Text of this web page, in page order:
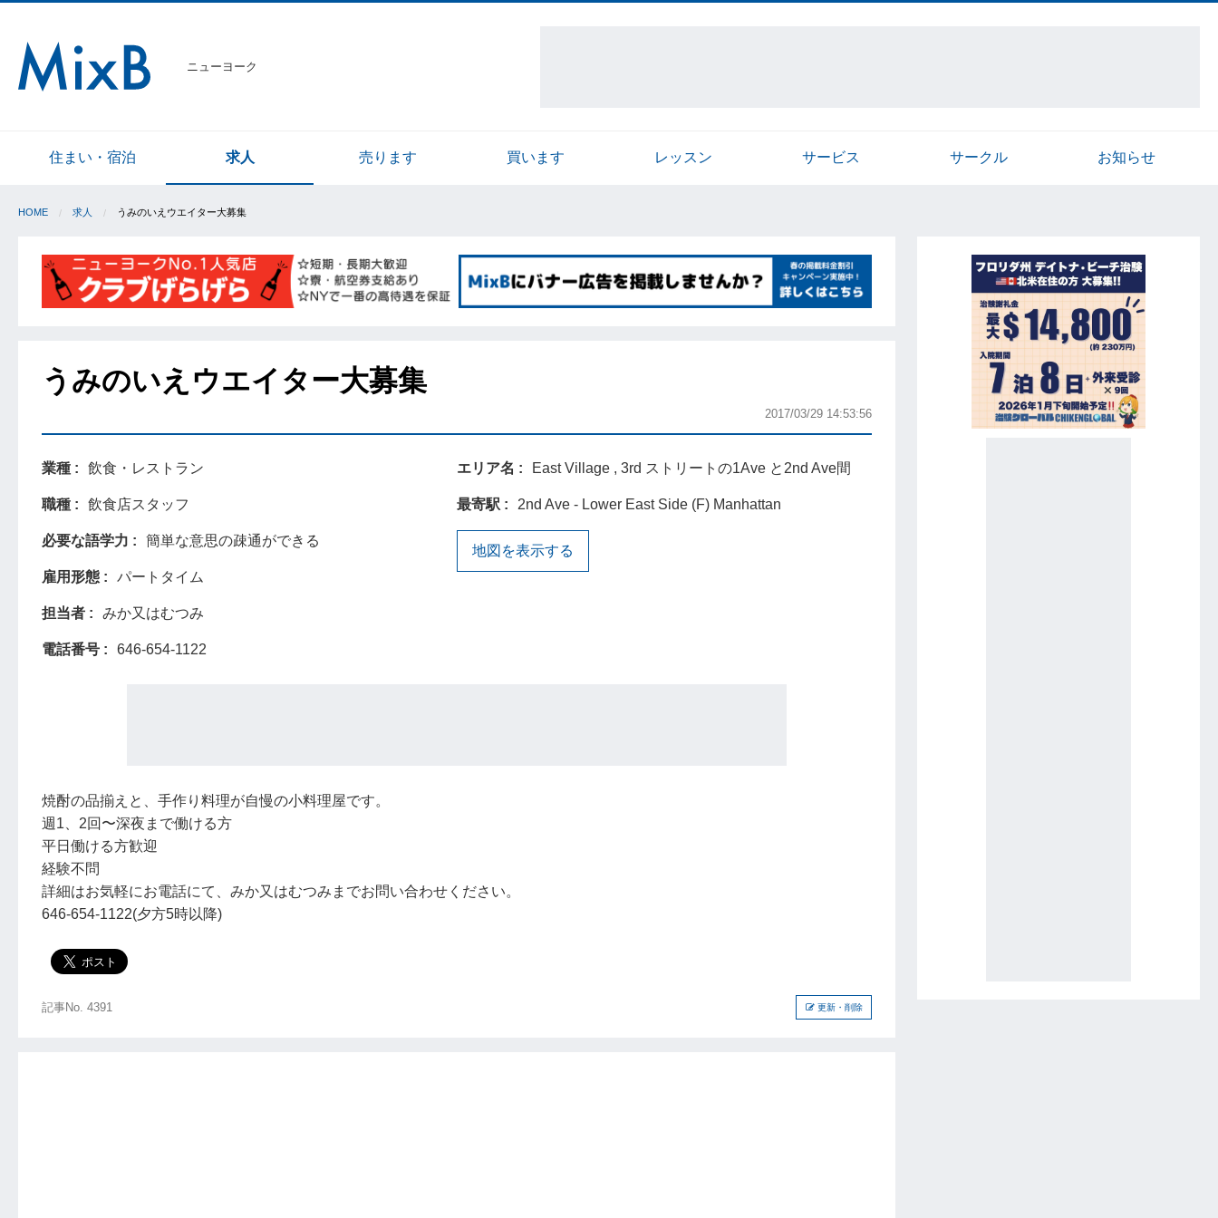
ニューヨーク
住まい・宿泊 求人 売ります 買います レッスン サービス サークル お知らせ
HOME 求人 うみのいえウエイター大募集
うみのいえウエイター大募集
2017/03/29 14:53:56
業種 飲食・レストラン
職種 飲食店スタッフ
必要な語学力 簡単な意思の疎通ができる
雇用形態 パートタイム
担当者 みか又はむつみ
電話番号 646-654-1122
エリア名 East Village , 3rd ストリートの1Ave と2nd Ave間
最寄駅 2nd Ave - Lower East Side (F) Manhattan
地図を表示する
焼酎の品揃えと、手作り料理が自慢の小料理屋です。
週1、2回〜深夜まで働ける方
平日働ける方歓迎
経験不問
詳細はお気軽にお電話にて、みか又はむつみまでお問い合わせください。
646-654-1122(夕方5時以降)
記事No. 4391 更新・削除